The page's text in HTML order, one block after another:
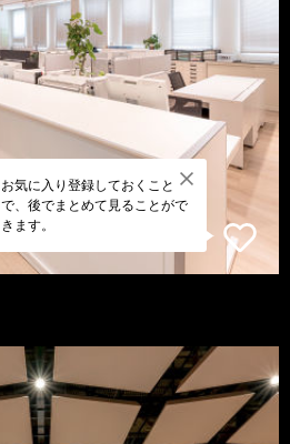
お気に入り登録しておくこと
で、後でまとめて見ることがで
きます。